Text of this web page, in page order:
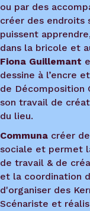
ou par des
créer des endroits
puissent
dans la bricole et
Fiona Guillemant
dessine à l’encre
de Décomposition
son travail de
du lieu.
Communa créer
sociale et permet
de travail & de
et la coordination
d'organiser des
Scénariste et